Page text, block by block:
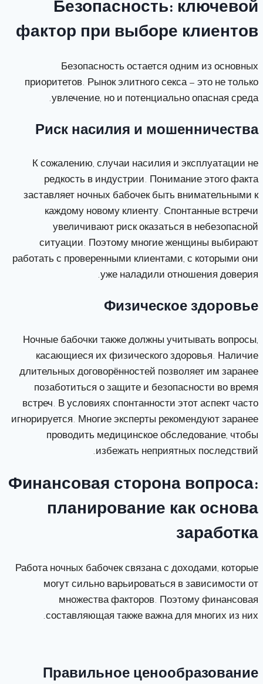
Безопасность: ключевой
фактор при выборе клиентов
Безопасность остается одним из основных
приоритетов. Рынок элитного секса — это не только
увлечение, но и потенциально опасная среда.
Риск насилия и мошенничества
К сожалению, случаи насилия и эксплуатации не
редкость в индустрии. Понимание этого факта
заставляет ночных бабочек быть внимательными к
каждому новому клиенту. Спонтанные встречи
увеличивают риск оказаться в небезопасной
ситуации. Поэтому многие женщины выбирают
работать с проверенными клиентами, с которыми они
уже наладили отношения доверия.
Физическое здоровье
Ночные бабочки также должны учитывать вопросы,
касающиеся их физического здоровья. Наличие
длительных договорённостей позволяет им заранее
позаботиться о защите и безопасности во время
встреч. В условиях спонтанности этот аспект часто
игнорируется. Многие эксперты рекомендуют заранее
проводить медицинское обследование, чтобы
избежать неприятных последствий.
Финансовая сторона вопроса:
планирование как основа
заработка
Работа ночных бабочек связана с доходами, которые
могут сильно варьироваться в зависимости от
множества факторов. Поэтому финансовая
составляющая также важна для многих из них.
Правильное ценообразование